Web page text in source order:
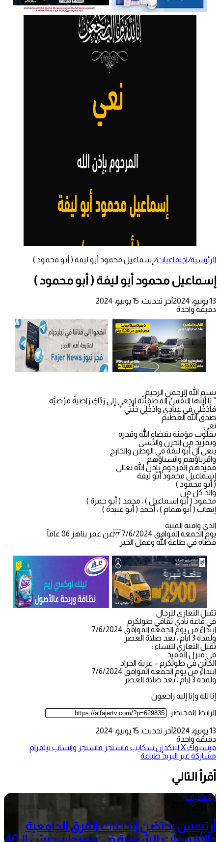
الرئيسية/اجتماعيات/إسماعيل محمود أبو ليفة ( أبو محمود )
إسماعيل محمود أبو ليفة ( أبو محمود )
13 يونيو، 2024
آخر تحديث: 15 يونيو، 2024
دقيقة واحدة
بسم الله الرحمن الرحيم
” يَا أيَتها النّفْسُ المطمَئِنّة ارجِعي إِلى رَبِّكِ رَاضِيةً مرْضِيَّة
فادْخُلي في عِبَادِي وادْخُلِي جَنَّتي “
صدق الله العظيم
نعي
بقلوب مؤمنة بقضاء الله وقدره
وبمزيد من الحزن والأسى
ينعى آل أبو ليفة في الوطن والخارج
واقرباؤهم وانسباؤهم
فقيدهم المرحوم بإذن الله تعالى
إسماعيل محمود أبو ليفة
( أبو محمود )
والد كل من :
محمود ( أبو اسماعيل ) ، محمد ( أبو حمزة )
إيهاب ( أبو همام ) ، أحمد ( أبو عبيدة )
الذي وافته المنية
يوم الجمعة الموافق 7/6/2024 عن عمر يناهز 86 عاماً
قضاه في طاعة الله وعمل الخير
تقبل التعازي للرجال :
في قاعة نادي ثقافي طولكرم
ابتداءً من يوم الجمعة الموافق 7/6/2024
ولمدة 3 ايام ، بعد صلاة العصر
تقبل التعازي للنساء :
في منزل الفقيد
الكائن في طولكرم – عزبة الجراد
ابتداءً من يوم الجمعة الموافق 7/6/2024
ولمدة 3 ايام ، بعد صلاة العصر
إنا لله وإنا إليه راجعون
الرابط المختصر:
13 يونيو، 2024
آخر تحديث: 15 يونيو، 2024
دقيقة واحدة
فيسبوك‫Xلينكدإن سكايب ماسنجر ماسنجر واتساب تيلقرام
مشاركة عبر البريد طباعة
أقرأ التالي
اجتماعيات
أرتيمس يحتضن إبداعات الفرق الجامعية
والأمسيات الشعرية في مهرجان جرش الـ40